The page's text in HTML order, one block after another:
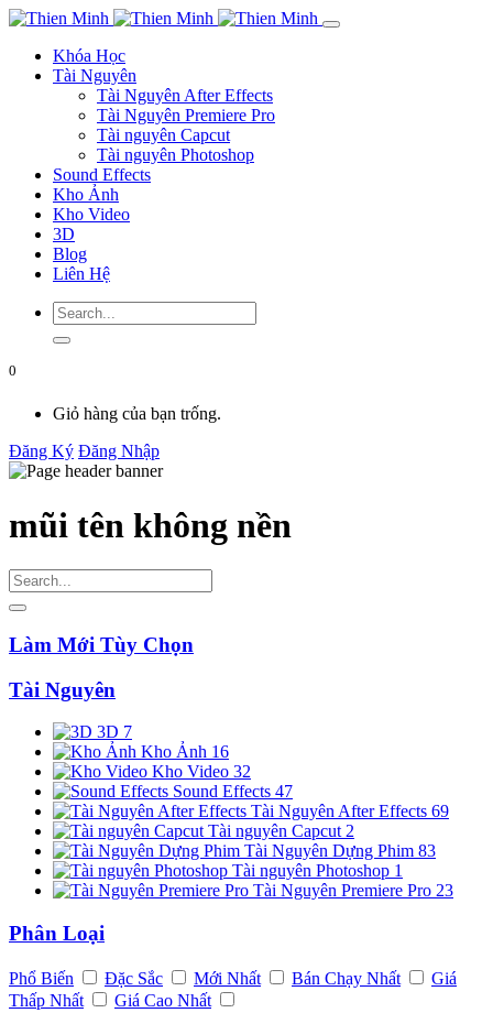
Khóa Học
Tài Nguyên
Tài Nguyên After Effects
Tài Nguyên Premiere Pro
Tài nguyên Capcut
Tài nguyên Photoshop
Sound Effects
Kho Ảnh
Kho Video
3D
Blog
Liên Hệ
0
Giỏ hàng của bạn trống.
Đăng Ký Đăng Nhập
mũi tên không nền
Làm Mới Tùy Chọn
Tài Nguyên
3D 7
Kho Ảnh 16
Kho Video 32
Sound Effects 47
Tài Nguyên After Effects 69
Tài nguyên Capcut 2
Tài Nguyên Dựng Phim 83
Tài nguyên Photoshop 1
Tài Nguyên Premiere Pro 23
Phân Loại
Phổ Biến Đặc Sắc Mới Nhất Bán Chạy Nhất
Giá
Thấp Nhất
Giá Cao Nhất